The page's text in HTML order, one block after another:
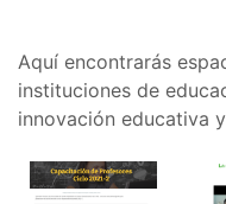
Aquí encontrarás
instituciones de
innovación educativa